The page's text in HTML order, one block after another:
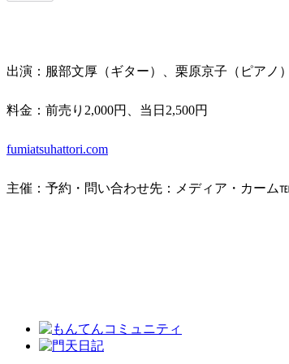
出演：服部文厚（ギター）、栗原京子（ピアノ）
料金：前売り2,000円、当日2,500円
fumiatsuhattori.com
主催：予約・問い合わせ先：メディア・カーム